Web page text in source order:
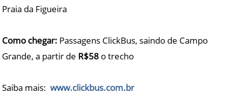
Praia da Figueira
Como chegar: Passagens ClickBus, saindo de Campo
Grande, a partir de R$58 o trecho
Saiba mais: ​www.clickbus.com.br